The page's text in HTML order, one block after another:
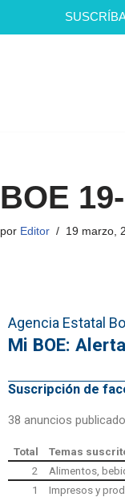
BOE
por Editor 19 marzo,
Agencia Estatal
Mi BOE:
Suscripción de
38 anuncios
Total
Temas
2
Alimentos,
1
Impresos y